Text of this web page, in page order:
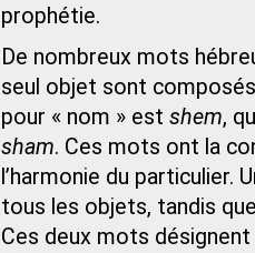
prophétie.
De nombreux mots
seul objet sont
pour « nom » est shem,
sham. Ces mots ont la
l’harmonie du particulier.
tous les objets, tandis
Ces deux mots